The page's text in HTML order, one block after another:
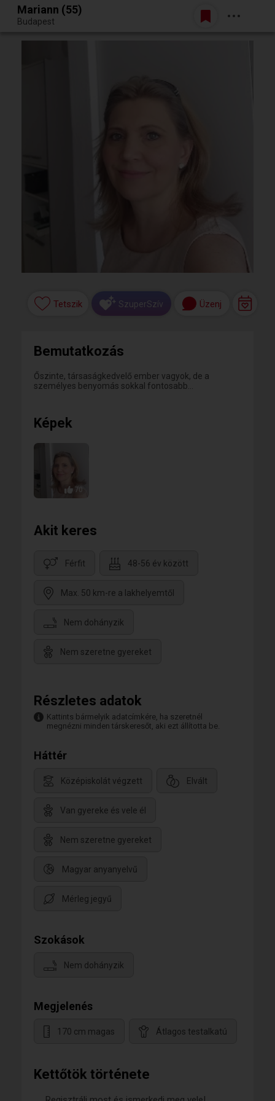
Egy jó randiból bármi lehet.
Belépés
Mariann (55)
Budapest
Kettőtök története
Tetszik SzuperSzív Üzenj
Bemutatkozás
Őszinte, társaságkedvelő ember vagyok, de a
személyes benyomás sokkal fontosabb...
Képek
70
Akit keres
Férfit 48-56 év között
Max. 50 km-re a lakhelyemtől
Nem dohányzik
Nem szeretne gyereket
Részletes adatok
Kattints bármelyik adatcímkére, ha szeretnél
megnézni minden társkeresőt, aki ezt állította be.
Háttér
Középiskolát végzett Elvált
Van gyereke és vele él
Nem szeretne gyereket
Magyar anyanyelvű
Mérleg jegyű
Szokások
Nem dohányzik
Megjelenés
170 cm magas Átlagos testalkatú